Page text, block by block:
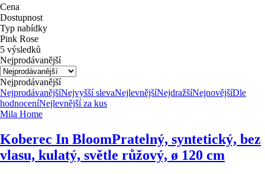
Cena
Dostupnost
Typ nabídky
Pink Rose
5 výsledků
Nejprodávanější
Nejprodávanější
NejprodávanějšíNejvyšší slevaNejlevnějšíNejdražšíNejnovějšíDle
hodnoceníNejlevnější za kus
Mila Home
Koberec In BloomPratelný, syntetický, bez
vlasu, kulatý, světle růžový, ø 120 cm